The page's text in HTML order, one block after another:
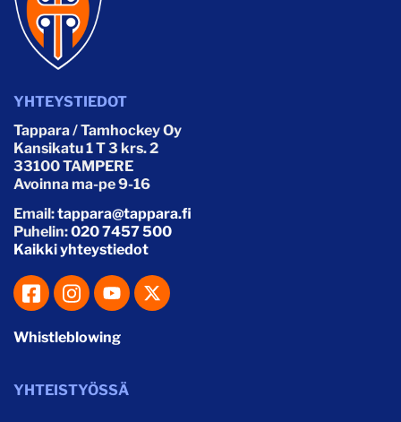
YHTEYSTIEDOT
Tappara / Tamhockey Oy
Kansikatu 1 T 3 krs. 2
33100 TAMPERE
Avoinna ma-pe 9-16
Email:tappara@tappara.fi
Puhelin:020 7457 500
Kaikki yhteystiedot
Whistleblowing
YHTEISTYÖSSÄ